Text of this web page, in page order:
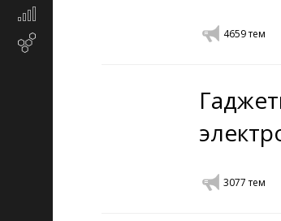
4659тем
3077тем